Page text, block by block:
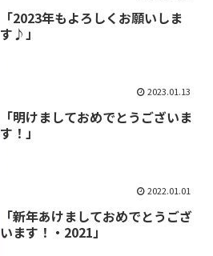
「2023年もよろしくお願いしま
す♪」
2023.01.13
「明けましておめでとうございま
す！」
2022.01.01
「新年あけましておめでとうござ
います！・2021」